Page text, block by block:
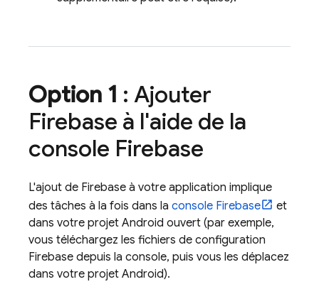
Option 1 : Ajouter
Firebase à l'aide de la
console Firebase
L'ajout de Firebase à votre application implique
des tâches à la fois dans la console Firebase
et
dans votre projet Android ouvert (par exemple,
vous téléchargez les fichiers de configuration
Firebase depuis la console, puis vous les déplacez
dans votre projet Android).